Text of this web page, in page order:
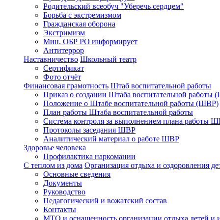
Родительский всеобуч "Уберечь сердцем"
Борьба с экстремизмом
Гражданская оборона
Экстримизм
Мин. ОБР РО информирует
Антитеррор
Наставничество Школьный театр
Сертификат
Фото отчёт
Финансовая грамотность Штаб воспитательной работы
Приказ о создании Штаба воспитательной работы
Положение о Штабе воспитательной работы (ШВР)
План работы Штаба воспитательной работы
Система контроля за выполнением плана работы
Протоколы заседания ШВР
Аналитический материал о работе ШВР
Здоровье человека
Профилактика наркомании
С теплом из дома Организация отдыха и оздоровления
Основные сведения
Документы
Руководство
Педагогический и вожатский состав
Контакты
МТО и оснащенность организации отдыха детей и